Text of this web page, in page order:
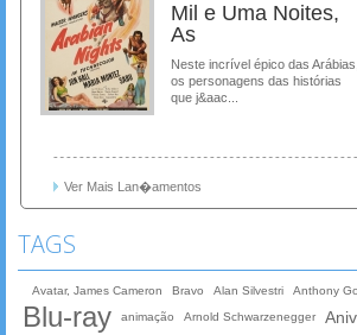
Mil e Uma Noites,
As
Neste incrível épico das Arábias,
os personagens das histórias
que j&aac...
Ver Mais Lan�amentos
TAGS
Avatar, James Cameron Bravo Alan Silvestri Anthony
Blu-ray animação Arnold Schwarzenegger